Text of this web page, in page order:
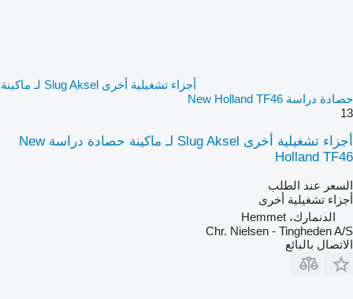
أجزاء تشغيلية أخرى Slug Aksel لـ ماكينة
حصادة دراسة New Holland TF46
13
أجزاء تشغيلية أخرى Slug Aksel لـ ماكينة حصادة دراسة New
Holland TF46
السعر عند الطلب
أجزاء تشغيلية أخرى
الدنمارك، Hemmet
Chr. Nielsen - Tingheden A/S
الاتصال بالبائع